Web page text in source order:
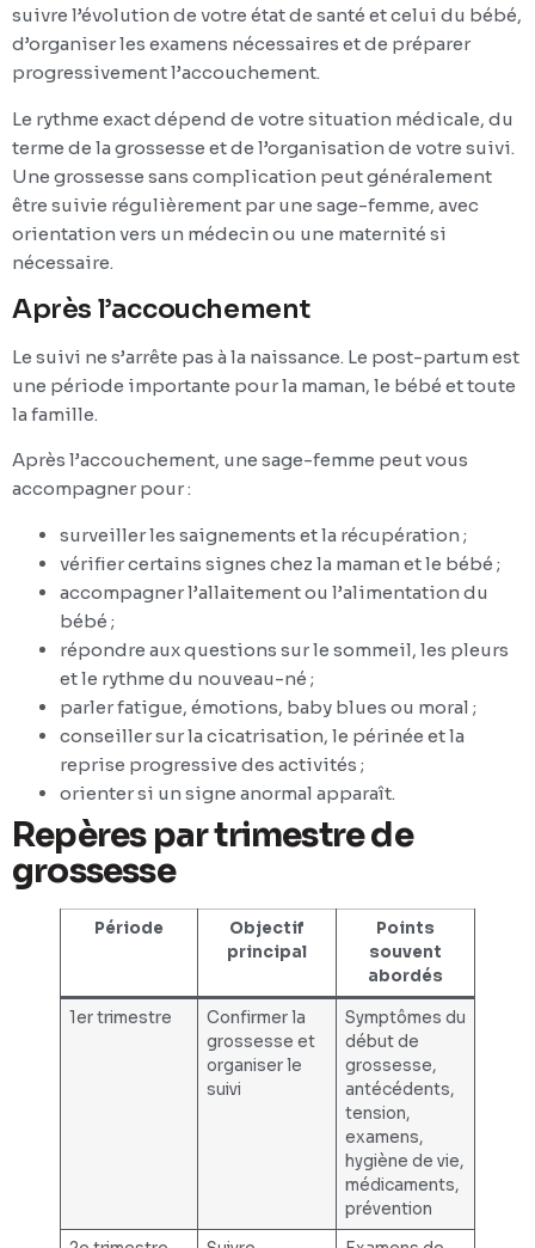
suivre l’évolution de votre état de santé et celui du bébé,
d’organiser les examens nécessaires et de préparer
progressivement l’accouchement.
Le rythme exact dépend de votre situation médicale, du
terme de la grossesse et de l’organisation de votre suivi.
Une grossesse sans complication peut généralement
être suivie régulièrement par une sage-femme, avec
orientation vers un médecin ou une maternité si
nécessaire.
Après l’accouchement
Le suivi ne s’arrête pas à la naissance. Le post-partum est
une période importante pour la maman, le bébé et toute
la famille.
Après l’accouchement, une sage-femme peut vous
accompagner pour :
surveiller les saignements et la récupération ;
vérifier certains signes chez la maman et le bébé ;
accompagner l’allaitement ou l’alimentation du
bébé ;
répondre aux questions sur le sommeil, les pleurs
et le rythme du nouveau-né ;
parler fatigue, émotions, baby blues ou moral ;
conseiller sur la cicatrisation, le périnée et la
reprise progressive des activités ;
orienter si un signe anormal apparaît.
Repères par trimestre de
grossesse
Période
Objectif
principal
Points
souvent
abordés
1er trimestre
Confirmer la
grossesse et
organiser le
suivi
Symptômes du
début de
grossesse,
antécédents,
tension,
examens,
hygiène de vie,
médicaments,
prévention